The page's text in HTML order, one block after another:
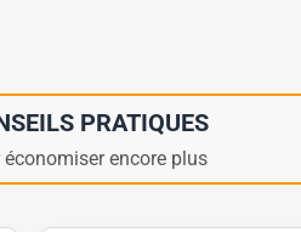
PRATIQUES
encore plus